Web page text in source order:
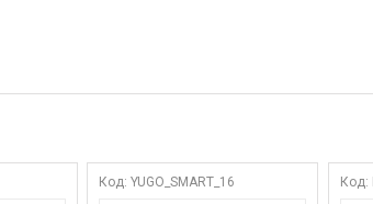
YUGO_SMART_16